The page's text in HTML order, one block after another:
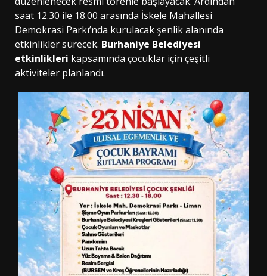
saat 12.30 ile 18.00 arasında İskele Mahallesi
Demokrasi Parkı’nda kurulacak şenlik alanında
etkinlikler sürecek. Burhaniye Belediyesi
etkinlikleri kapsamında çocuklar için çeşitli
aktiviteler planlandı.